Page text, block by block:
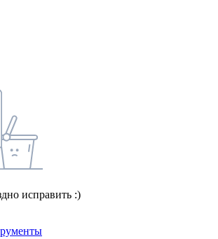
исправить :)